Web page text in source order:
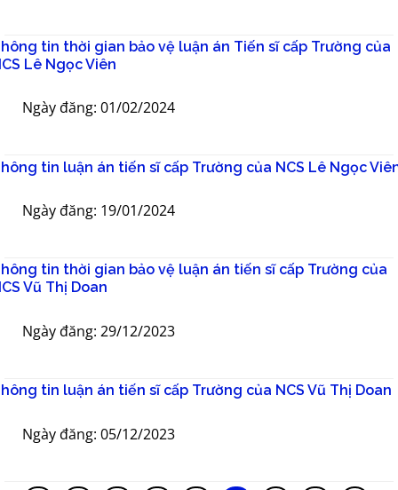
tin thời gian bảo vệ luận án Tiến sĩ cấp Trường của
Lê Ngọc Viên
Ngày đăng: 01/02/2024
tin luận án tiến sĩ cấp Trường của NCS Lê Ngọc
Ngày đăng: 19/01/2024
tin thời gian bảo vệ luận án tiến sĩ cấp Trường của
Vũ Thị Doan
Ngày đăng: 29/12/2023
tin luận án tiến sĩ cấp Trường của NCS Vũ Thị Doan
Ngày đăng: 05/12/2023